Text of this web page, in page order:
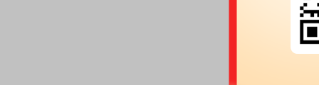
截止2026年06月18